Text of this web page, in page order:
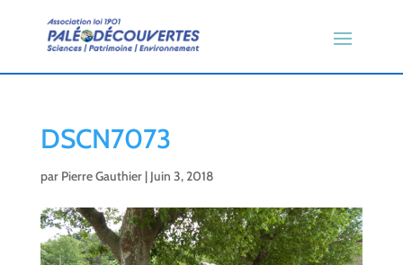
DSCN7073
par Pierre Gauthier| Juin 3, 2018